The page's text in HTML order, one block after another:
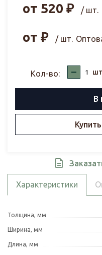
от 520 ₽ / шт.
от ₽ / шт.
Кол-во: –
В
Характеристики
Толщина, мм
Ширина, мм
Длина, мм